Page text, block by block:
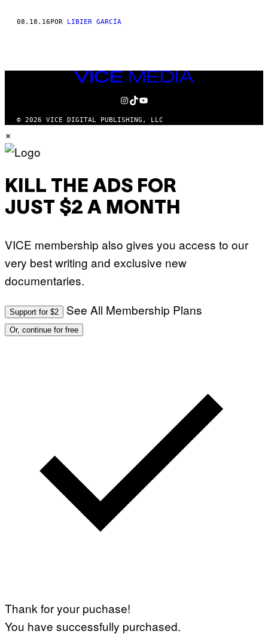
08.18.16POR LIBIER GARCÍA
VICE
MEDIA
INSTAGRAM
TIKTOK
YOUTUBE
© 2026 VICE DIGITAL PUBLISHING, LLC
×
KILL THE ADS FOR
JUST $2 A MONTH
VICE membership also gives you access to our
very best writing and exclusive new
documentaries.
Support for $2 See All Membership Plans
Or, continue for free
Thank for your puchase!
You have successfully purchased.